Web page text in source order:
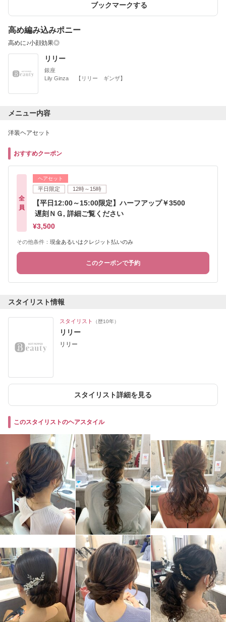
ブックマークする
高め編み込みポニー
高めに♪小顔効果◎
リリー
銀座
Lily Ginza 【リリー ギンザ】
メニュー内容
洋装ヘアセット
おすすめクーポン
全
員
ヘアセット
平日限定 12時～15時
【平日12:00～15:00限定】ハーフアップ￥3500
遅刻ＮＧ, 詳細ご覧ください
¥3,500
その他条件： 現金あるいはクレジット払いのみ
このクーポンで予約
スタイリスト情報
スタイリスト （歴10年）
リリー
リリー
スタイリスト詳細を見る
このスタイリストのヘアスタイル